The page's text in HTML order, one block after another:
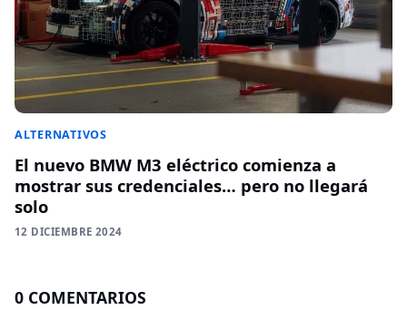
ALTERNATIVOS
El nuevo BMW M3 eléctrico comienza a
mostrar sus credenciales… pero no llegará
solo
12 DICIEMBRE 2024
0 COMENTARIOS